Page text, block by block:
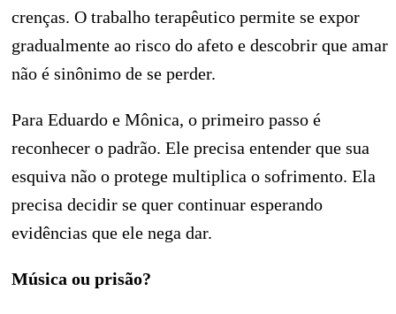
crenças. O trabalho terapêutico permite se expor
gradualmente ao risco do afeto e descobrir que amar
não é sinônimo de se perder.
Para Eduardo e Mônica, o primeiro passo é
reconhecer o padrão. Ele precisa entender que sua
esquiva não o protege multiplica o sofrimento. Ela
precisa decidir se quer continuar esperando
evidências que ele nega dar.
Música ou prisão?